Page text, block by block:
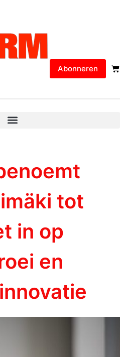
Abonneren
tot
in op
en